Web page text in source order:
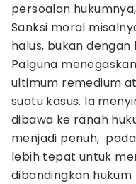
persoalan
Sanksi moral
halus, bukan
Palguna
ultimum remedium
suatu kasus. Ia
dibawa ke ranah
menjadi penuh,
lebih tepat untuk
dibandingkan hukum